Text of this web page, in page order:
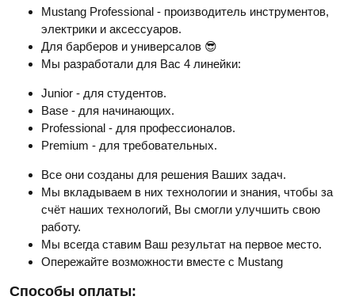
Mustang Professional - производитель инструментов,
электрики и аксессуаров.
Для барберов и универсалов 😎
Мы разработали для Вас 4 линейки:
Junior - для студентов.
Base - для начинающих.
Professional - для профессионалов.
Premium - для требовательных.
Все они созданы для решения Ваших задач.
Мы вкладываем в них технологии и знания, чтобы за
счёт наших технологий, Вы смогли улучшить свою
работу.
Мы всегда ставим Ваш результат на первое место.
Опережайте возможности вместе с Mustang
Способы оплаты: